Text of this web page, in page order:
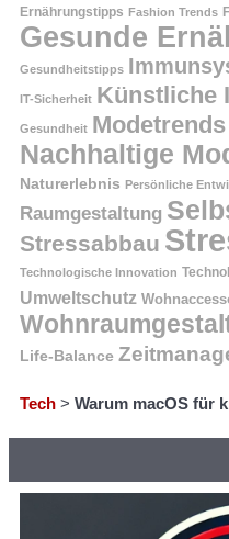
Ernährungstipps Fashion Trends
Gesunde
Gesundheitstipps
IT-Sicherheit Künstliche
Gesundheit Modetrends
Nachhaltige
Naturerlebnis Persönliche
Raumgestaltung
Stressabbau
Technologische Innovation
Umweltschutz
Life-Balance
Tech > Warum macOS für